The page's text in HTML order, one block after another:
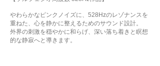
やわらかなピンクノイズに、528Hzのレゾナンスを
重ねた、心を静かに整えるためのサウンド設計。
外界の刺激を穏やかに和らげ、深い落ち着きと瞑想
的な静寂へと導きます。